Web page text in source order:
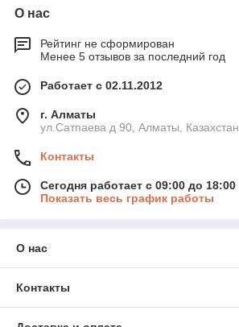
О нас
Рейтинг не сформирован
Менее 5 отзывов за последний год
Работает с 02.11.2012
г. Алматы
ул.Сатпаева д 90, Алматы, Казахстан
Контакты
Сегодня работает с 09:00 до 18:00
Показать весь график работы
О нас
Контакты